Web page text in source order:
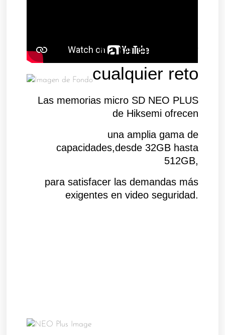
para afrontar
cualquier reto
Las memorias micro SD NEO PLUS
de Hiksemi ofrecen
una amplia gama de
capacidades,desde 32GB hasta
512GB,
para satisfacer las demandas más
exigentes en video seguridad.